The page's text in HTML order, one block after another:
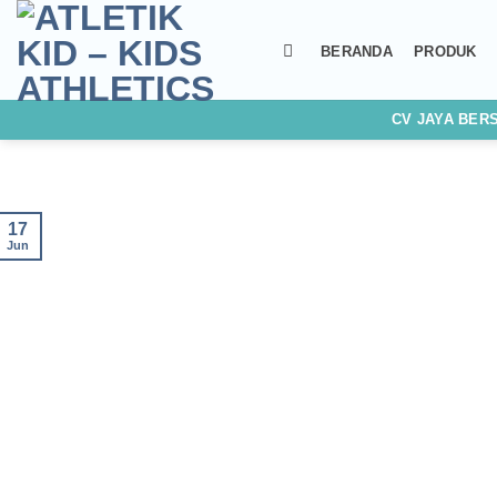
Skip
content
BERANDA PRODUK
CV JAYA
17
Jun